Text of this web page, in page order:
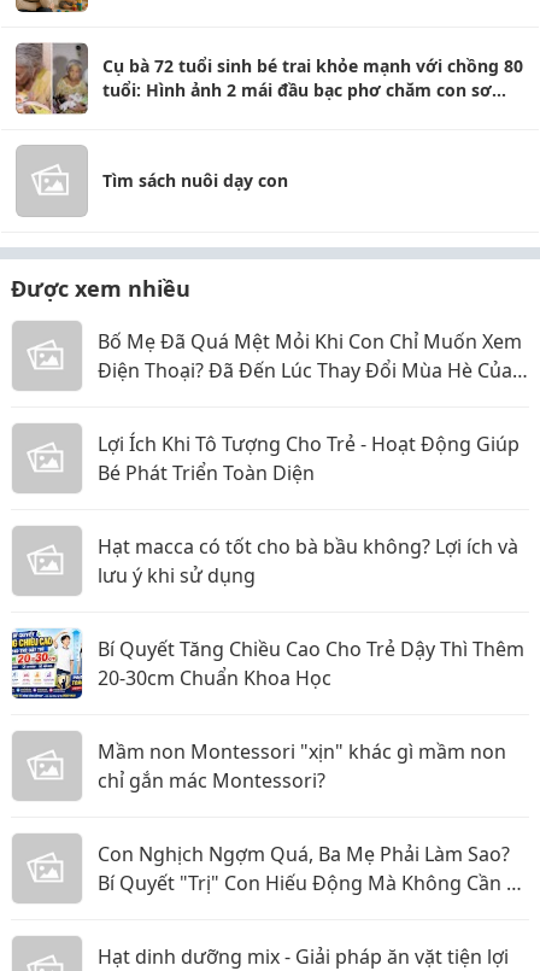
Cụ bà 72 tuổi sinh bé trai khỏe mạnh với chồng 80
tuổi: Hình ảnh 2 mái đầu bạc phơ chăm con sơ
Tìm sách nuôi dạy con
Được xem nhiều
Bố Mẹ Đã Quá Mệt Mỏi Khi Con Chỉ Muốn Xem
Điện Thoại? Đã Đến Lúc Thay Đổi Mùa Hè Của
Lợi Ích Khi Tô Tượng Cho Trẻ - Hoạt Động Giúp
Bé Phát Triển Toàn Diện
Hạt macca có tốt cho bà bầu không? Lợi ích và
lưu ý khi sử dụng
Bí Quyết Tăng Chiều Cao Cho Trẻ Dậy Thì Thêm
20-30cm Chuẩn Khoa Học
Mầm non Montessori "xịn" khác gì mầm non
chỉ gắn mác Montessori?
Con Nghịch Ngợm Quá, Ba Mẹ Phải Làm Sao?
Bí Quyết "Trị" Con Hiếu Động Mà Không Cần La
Hạt dinh dưỡng mix - Giải pháp ăn vặt tiện lợi